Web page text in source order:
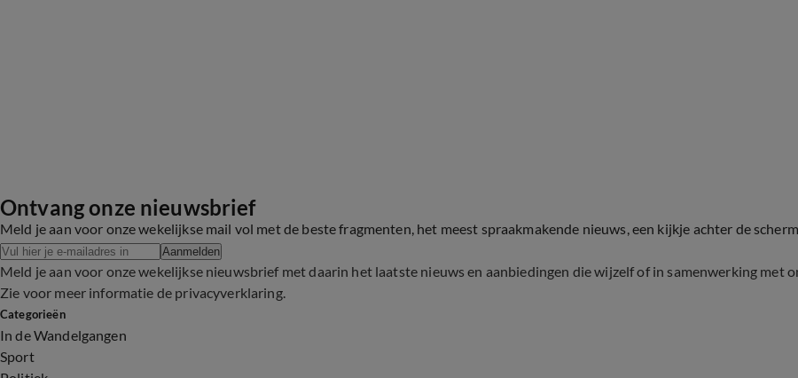
Ontvang onze nieuwsbrief
Meld je aan voor onze wekelijkse mail vol met de beste fragmenten, het meest spraakmakende nieuws, een kijkje achter de
Aanmelden
Meld je aan voor onze wekelijkse nieuwsbrief met daarin het laatste nieuws en aanbiedingen die wijzelf of in samenwerking met
Zie voor meer informatie de privacyverklaring.
Categorieën
In de Wandelgangen
Sport